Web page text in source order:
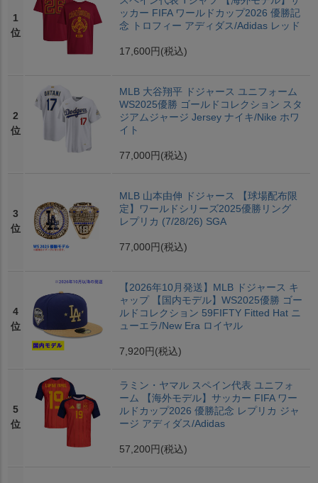
1
位
ッカー FIFA ワールドカップ2026 優勝記
念 トロフィー アディダス/Adidas レッド
17,600円 (税込)
2
位
MLB 大谷翔平 ドジャース ユニフォーム
WS2025優勝 ゴールドコレクション スタ
ジアムジャージ Jersey ナイキ/Nike ホワ
イト
77,000円 (税込)
3
位
MLB 山本由伸 ドジャース 【球場配布限
定】ワールドシリーズ2025優勝リング
レプリカ (7/28/26) SGA
77,000円 (税込)
4
位
【2026年10月発送】MLB ドジャース キ
ャップ 【国内モデル】WS2025優勝 ゴー
ルドコレクション 59FIFTY Fitted Hat ニ
ューエラ/New Era ロイヤル
7,920円 (税込)
5
位
ラミン・ヤマル スペイン代表 ユニフォ
ーム 【海外モデル】サッカー FIFA ワー
ルドカップ2026 優勝記念 レプリカ ジャ
ージ アディダス/Adidas
57,200円 (税込)